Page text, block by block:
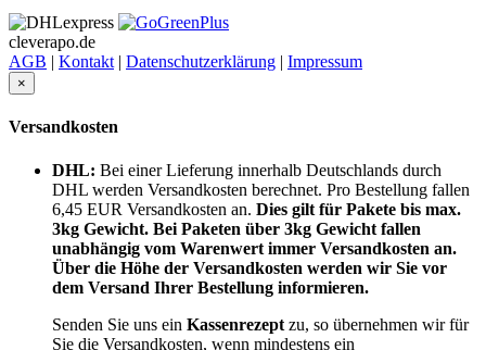
cleverapo.de
AGB | Kontakt | Datenschutzerklärung | Impressum
×
Versandkosten
DHL: Bei einer Lieferung innerhalb Deutschlands durch
DHL werden Versandkosten berechnet. Pro Bestellung fallen
6,45 EUR Versandkosten an. Dies gilt für Pakete bis max.
3kg Gewicht. Bei Paketen über 3kg Gewicht fallen
unabhängig vom Warenwert immer Versandkosten an.
Über die Höhe der Versandkosten werden wir Sie vor
dem Versand Ihrer Bestellung informieren.
Senden Sie uns ein Kassenrezept zu, so übernehmen wir für
Sie die Versandkosten, wenn mindestens ein